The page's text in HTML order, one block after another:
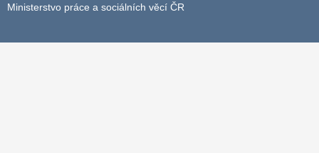
Ministerstvo práce a sociálních věcí ČR